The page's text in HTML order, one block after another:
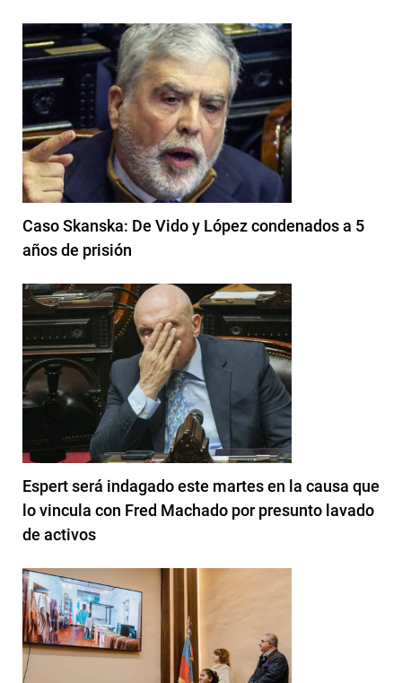
Caso Skanska: De Vido y López condenados a 5
años de prisión
Espert será indagado este martes en la causa que
lo vincula con Fred Machado por presunto lavado
de activos